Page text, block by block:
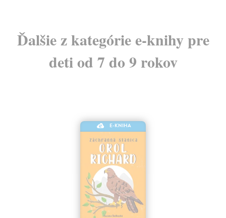
Ďalšie z kategórie e-knihy pre
deti od 7 do 9 rokov
E-KNIHA